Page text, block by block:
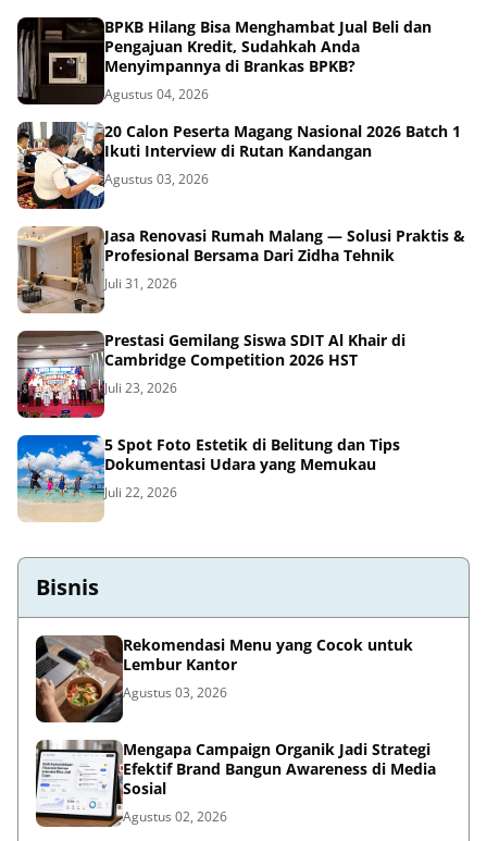
BPKB Hilang Bisa Menghambat Jual Beli dan
Pengajuan Kredit, Sudahkah Anda
Menyimpannya di Brankas BPKB?
Agustus 04, 2026
20 Calon Peserta Magang Nasional 2026 Batch 1
Ikuti Interview di Rutan Kandangan
Agustus 03, 2026
Jasa Renovasi Rumah Malang — Solusi Praktis &
Profesional Bersama Dari Zidha Tehnik
Juli 31, 2026
Prestasi Gemilang Siswa SDIT Al Khair di
Cambridge Competition 2026 HST
Juli 23, 2026
5 Spot Foto Estetik di Belitung dan Tips
Dokumentasi Udara yang Memukau
Juli 22, 2026
Bisnis
Rekomendasi Menu yang Cocok untuk
Lembur Kantor
Agustus 03, 2026
Mengapa Campaign Organik Jadi Strategi
Efektif Brand Bangun Awareness di Media
Sosial
Agustus 02, 2026